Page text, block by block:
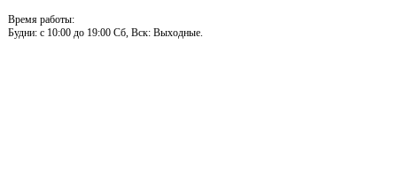
Время работы:
Будни: c 10:00 до 19:00 Сб, Вск: Выходные.